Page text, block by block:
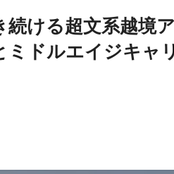
ける超文系越境
ミドルエイジキャ